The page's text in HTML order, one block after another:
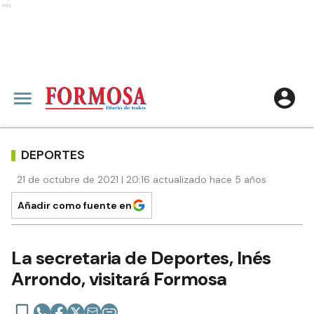
Ads
DEPORTES
21 de octubre de 2021 | 20:16 actualizado hace 5 años
Añadir como fuente en
La secretaria de Deportes, Inés
Arrondo, visitará Formosa